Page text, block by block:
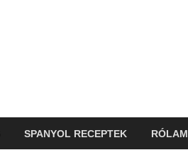
SPANYOL RECEPTEK RÓLAM